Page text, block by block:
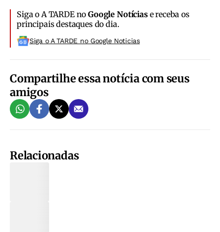
Siga o A TARDE noGoogle Notíciase receba os
principais destaques do dia.
Siga o A TARDE no Google Noticias
Compartilhe essa notícia com seus
amigos
Relacionadas